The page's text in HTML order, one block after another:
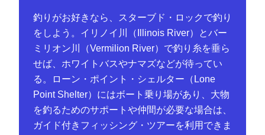
釣りがお好きなら、スターブド・ロックで釣り
をしよう。イリノイ川（Illinois River）とバー
ミリオン川（Vermilion River）で釣り糸を垂ら
せば、ホワイトバスやナマズなどが待ってい
る。ローン・ポイント・シェルター（Lone
Point Shelter）にはボート乗り場があり、大物
を釣るためのサポートや仲間が必要な場合は、
ガイド付きフィッシング・ツアーを利用できま